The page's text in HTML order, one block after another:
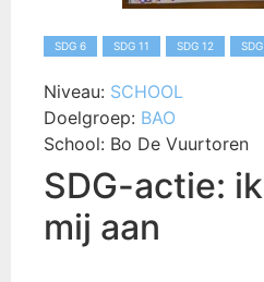
SDG 6 SDG 11 SDG 12
Niveau: SCHOOL
Doelgroep: BAO
School: Bo De Vuurtoren
SDG-actie:
mij aan